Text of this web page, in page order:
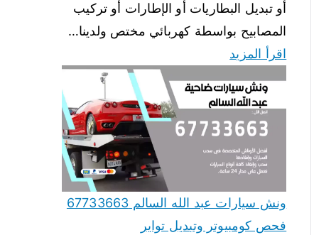
أو تبديل البطاريات أو الإطارات أو تركيب
المصابيح بواسطة كهربائي مختص ولدينا…
اقرأ المزيد
ونش سيارات عبد الله السالم 67733663
فحص كومبيوتر وتبديل تواير